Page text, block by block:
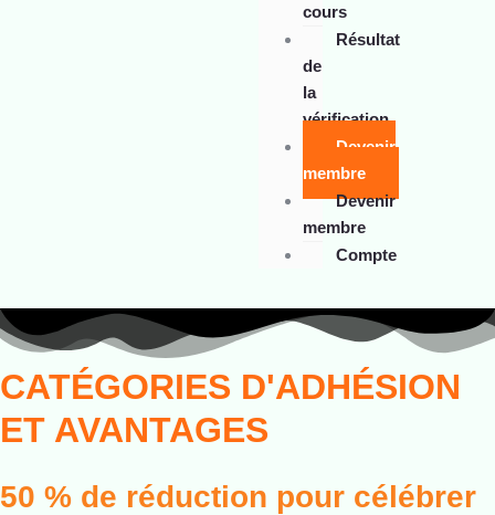
cours
Résultat
de
la
vérification
Devenir
membre
Devenir
membre
Compte
CATÉGORIES D'ADHÉSION
ET AVANTAGES
50 % de réduction pour célébrer